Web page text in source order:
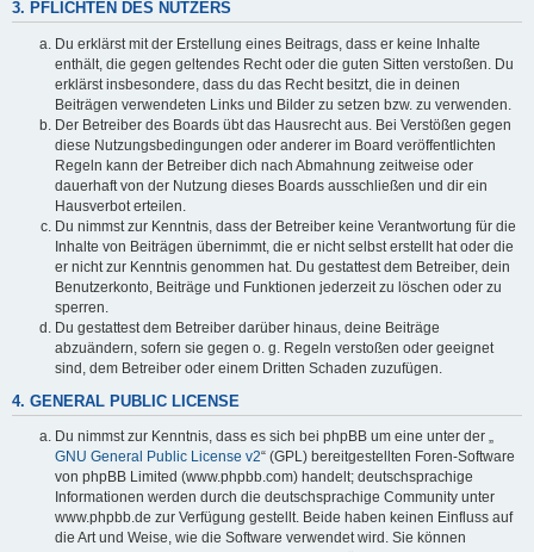
3. PFLICHTEN DES NUTZERS
Du erklärst mit der Erstellung eines Beitrags, dass er keine Inhalte
enthält, die gegen geltendes Recht oder die guten Sitten verstoßen. Du
erklärst insbesondere, dass du das Recht besitzt, die in deinen
Beiträgen verwendeten Links und Bilder zu setzen bzw. zu verwenden.
Der Betreiber des Boards übt das Hausrecht aus. Bei Verstößen gegen
diese Nutzungsbedingungen oder anderer im Board veröffentlichten
Regeln kann der Betreiber dich nach Abmahnung zeitweise oder
dauerhaft von der Nutzung dieses Boards ausschließen und dir ein
Hausverbot erteilen.
Du nimmst zur Kenntnis, dass der Betreiber keine Verantwortung für die
Inhalte von Beiträgen übernimmt, die er nicht selbst erstellt hat oder die
er nicht zur Kenntnis genommen hat. Du gestattest dem Betreiber, dein
Benutzerkonto, Beiträge und Funktionen jederzeit zu löschen oder zu
sperren.
Du gestattest dem Betreiber darüber hinaus, deine Beiträge
abzuändern, sofern sie gegen o. g. Regeln verstoßen oder geeignet
sind, dem Betreiber oder einem Dritten Schaden zuzufügen.
4. GENERAL PUBLIC LICENSE
Du nimmst zur Kenntnis, dass es sich bei phpBB um eine unter der „
GNU General Public License v2“ (GPL) bereitgestellten Foren-Software
von phpBB Limited (www.phpbb.com) handelt; deutschsprachige
Informationen werden durch die deutschsprachige Community unter
www.phpbb.de zur Verfügung gestellt. Beide haben keinen Einfluss auf
die Art und Weise, wie die Software verwendet wird. Sie können